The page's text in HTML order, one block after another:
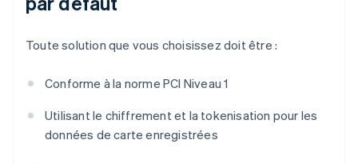
Toute solution que vous choisissez doit être :
Conforme à la norme PCI Niveau 1
Utilisant le chiffrement et la tokenisation pour les
données de carte enregistrées